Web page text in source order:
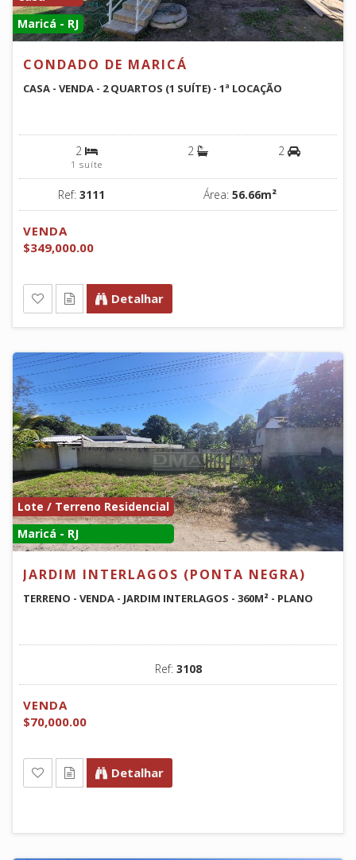
Maricá - RJ
CONDADO DE MARICÁ
CASA - VENDA - 2 QUARTOS (1 SUÍTE) - 1ª LOCAÇÃO
2
1 suíte
2 2
Ref: 3111 Área: 56.66m²
VENDA
$349,000.00
Detalhar
Lote / Terreno Residencial
Maricá - RJ
JARDIM INTERLAGOS (PONTA NEGRA)
TERRENO - VENDA - JARDIM INTERLAGOS - 360M² - PLANO
Ref: 3108
VENDA
$70,000.00
Detalhar